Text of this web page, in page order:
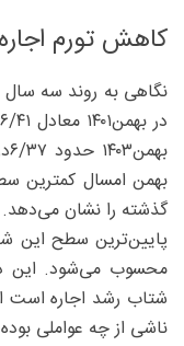
کاهش تورم
نگاهی به روند سه سال
بهمن امسال کمترین
محسوب می‌شود. این
شتاب رشد اجاره است
ناشی از چه عواملی